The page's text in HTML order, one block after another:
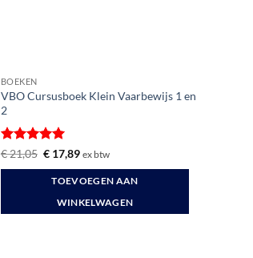
BOEKEN
VBO Cursusboek Klein Vaarbewijs 1 en
2
Gewaardeerd
€21,05 Oorspronkelijke
prijs
was:
€ 21,05.
€ 17,89Huidige
is:
€ 17,89.
ex btw
TOEVOEGEN AAN
WINKELWAGEN